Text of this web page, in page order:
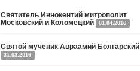
Святитель Иннокентий митрополит
Московский и Коломецкий
01.04.2016
Святой мученик Авраамий Болгарский
31.03.2016